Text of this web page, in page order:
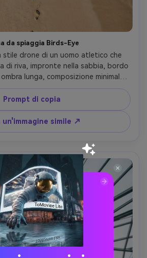
da spiaggia Birds-Eye
stile drone di un uomo atletico che
di riva, impronte nella sabbia, bordo
lunga, composizione minimale
sole di mezzogiorno, dettagli
dinamica elevata, scattato come un
naturale pulito, fotografia aerea
da 85 mm, profondità di campo
bassa-AR 4:5
Prompt di copia
un'immagine simile ↗